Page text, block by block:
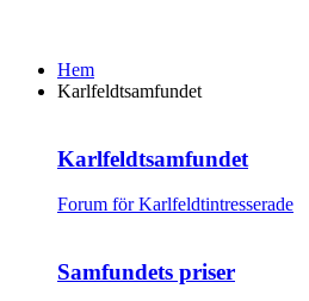
Hem
Karlfeldtsamfundet
Karlfeldtsamfundet
Forum för Karlfeldtintresserade
Samfundets priser